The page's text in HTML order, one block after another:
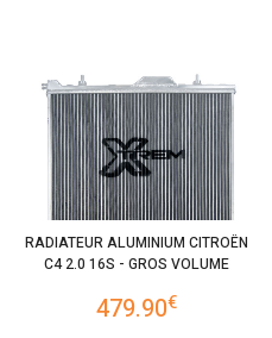
RADIATEUR ALUMINIUM CITROËN
C4 2.0 16S - GROS VOLUME
479.90€